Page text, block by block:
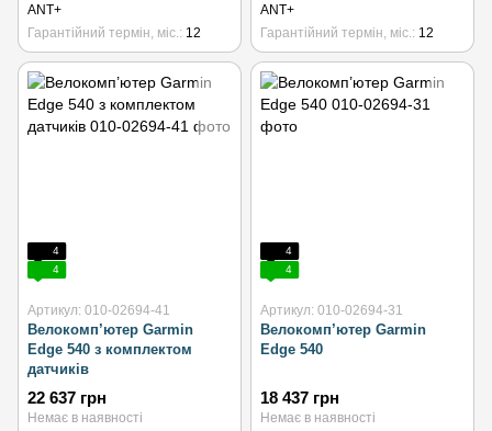
ANT+
Гарантійний термін, міс. 12
ANT+
Гарантійний термін, міс. 12
4
4
Артикул: 010-02694-41
Велокомп’ютер Garmin
Edge 540 з комплектом
датчиків
22 637 грн
Немає в наявності
4
4
Артикул: 010-02694-31
Велокомп’ютер Garmin
Edge 540
18 437 грн
Немає в наявності